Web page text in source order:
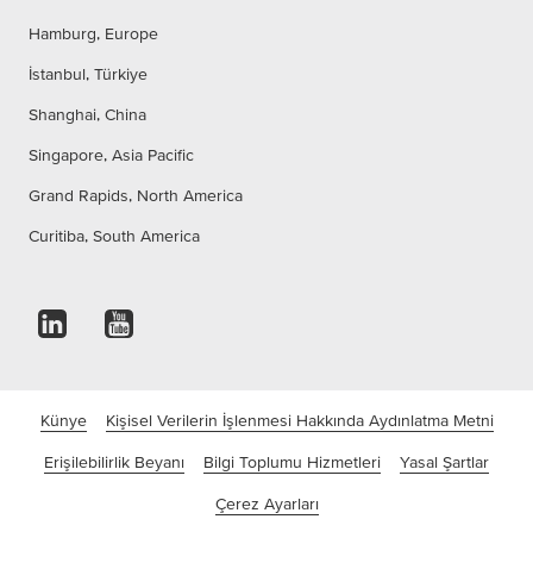
Hamburg, Europe
İstanbul, Türkiye
Shanghai, China
Singapore, Asia Pacific
Grand Rapids, North America
Curitiba, South America
Künye Kişisel Verilerin İşlenmesi Hakkında Aydınlatma Metni
Erişilebilirlik Beyanı Bilgi Toplumu Hizmetleri Yasal Şartlar
Çerez Ayarları